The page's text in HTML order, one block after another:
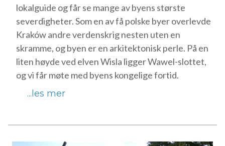
lokalguide og får se mange av byens største
severdigheter. Som en av få polske byer overlevde
Kraków andre verdenskrig nesten uten en
skramme, og byen er en arkitektonisk perle. På en
liten høyde ved elven Wisla ligger Wawel-slottet,
og vi får møte med byens kongelige fortid.
...les mer